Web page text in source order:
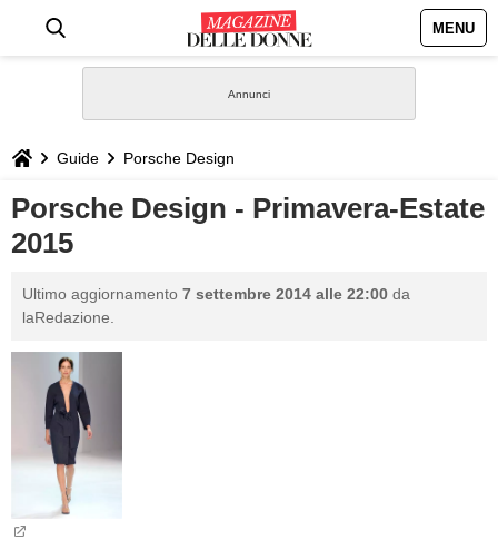
MENU
STILE
BIOGRAFIE
DEFINIZIONI
GASTRONOMIA
CAPELLI
SESSO
BAMBINO
Guide Porsche Design
Porsche Design - Primavera-Estate
2015
Ultimo aggiornamento 7 settembre 2014 alle 22:00 da
laRedazione.